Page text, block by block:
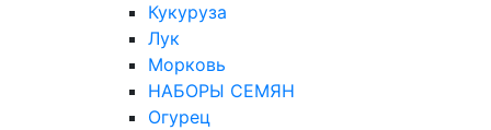
Кукуруза
Лук
Морковь
НАБОРЫ СЕМЯН
Огурец